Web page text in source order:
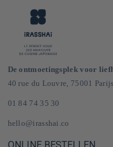
De ontmoetingsplek voor
40 rue du Louvre, 75001 Parijs
01 84 74 35 30
hello@irasshai.co
ONLINE BESTELLEN